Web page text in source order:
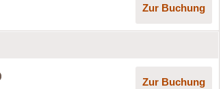
Zur Buchung
Zur Buchung